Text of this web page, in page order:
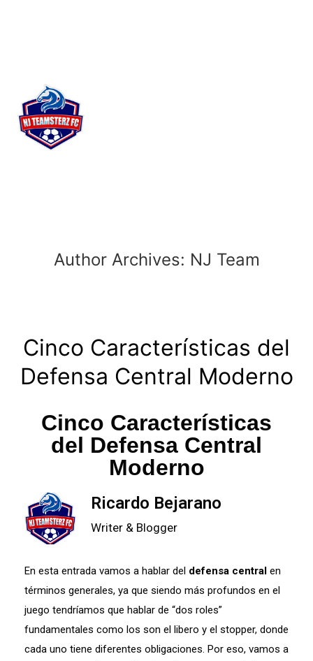
Author Archives: NJ Team
Cinco Características del
Defensa Central Moderno
Cinco Características
del Defensa Central
Moderno
Ricardo Bejarano
Writer & Blogger
En esta entrada vamos a hablar del defensa central en
términos generales, ya que siendo más profundos en el
juego tendríamos que hablar de “dos roles”
fundamentales como los son el libero y el stopper, donde
cada uno tiene diferentes obligaciones. Por eso, vamos a